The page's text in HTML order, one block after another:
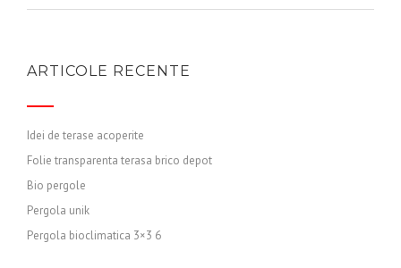
ARTICOLE RECENTE
Idei de terase acoperite
Folie transparenta terasa brico depot
Bio pergole
Pergola unik
Pergola bioclimatica 3×3 6